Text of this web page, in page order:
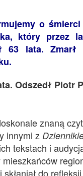
o
który przez
63 lata.
Odszedł Piotr
znaną
innymi z
tekstach i
do refleksji.